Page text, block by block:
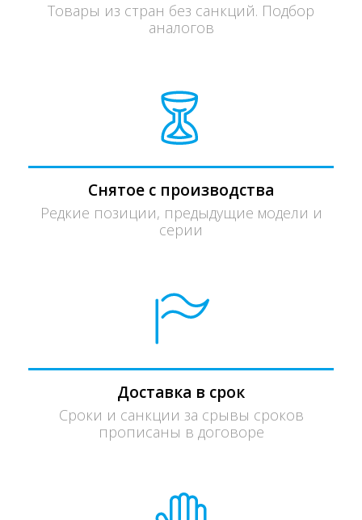
Товары из стран без санкций. Подбор
аналогов
Снятое с производства
Редкие позиции, предыдущие модели и
серии
Доставка в срок
Сроки и санкции за срывы сроков
прописаны в договоре